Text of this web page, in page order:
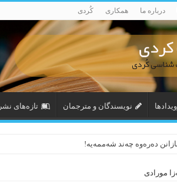
درباره ما همکاری کُردی
نویسندگان و مترجمان تازەهای نشر
دەرەوە چەند شەممەیە!
مورادی